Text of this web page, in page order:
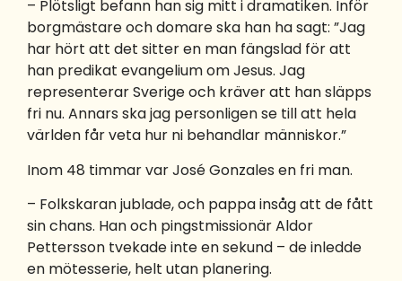
– Plötsligt befann han sig mitt i dramatiken. Inför
borgmästare och domare ska han ha sagt: ”Jag
har hört att det sitter en man fängslad för att
han predikat evangelium om Jesus. Jag
representerar Sverige och kräver att han släpps
fri nu. Annars ska jag personligen se till att hela
världen får veta hur ni behandlar människor.”
Inom 48 timmar var José Gonzales en fri man.
– Folkskaran jublade, och pappa insåg att de fått
sin chans. Han och pingstmissionär Aldor
Pettersson tvekade inte en sekund – de inledde
en mötesserie, helt utan planering.